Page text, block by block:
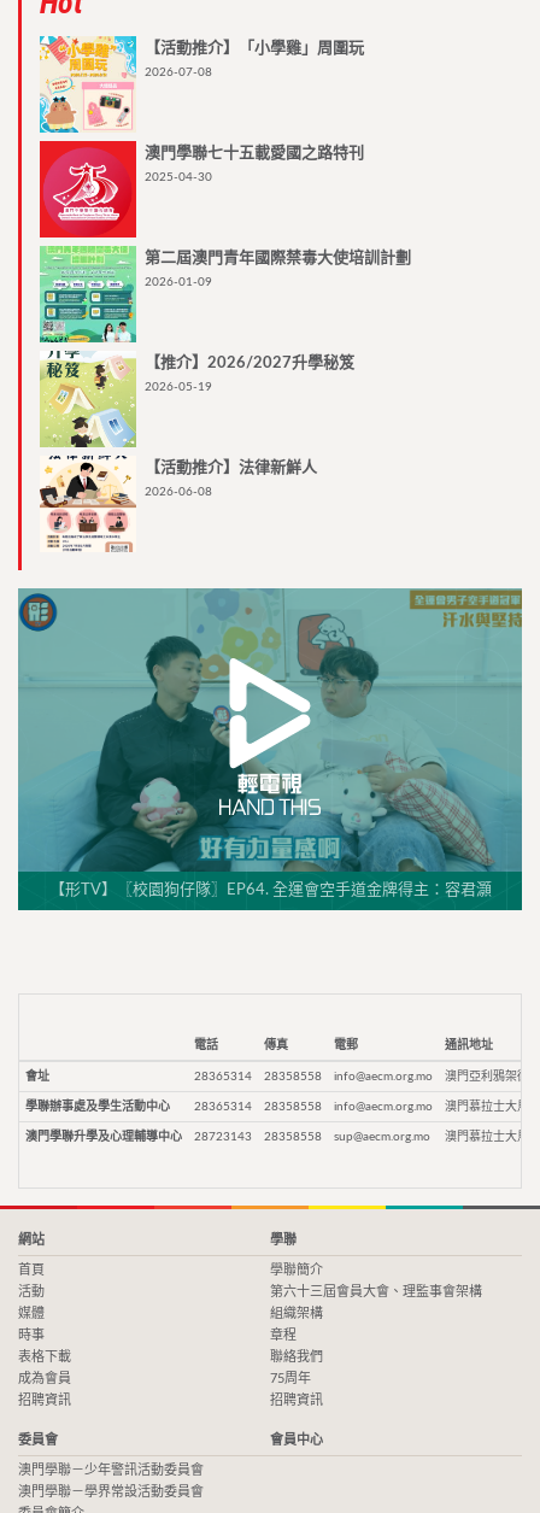
【活動推介】「小學雞」周圍玩
2026-07-08
澳門學聯七十五載愛國之路特刊
2025-04-30
第二屆澳門青年國際禁毒大使培訓計劃
2026-01-09
【推介】2026/2027升學秘笈
2026-05-19
【活動推介】法律新鮮人
2026-06-08
【形TV】〖校園狗仔隊〗EP64. 全運會空手道金牌得主：容君灝
電話 傳真 電郵 通訊地址
會址 28365314 28358558 info@aecm.org.mo 澳門亞利鴉架街9
學聯辦事處及學生活動中心 28365314 28358558 info@aecm.org.mo 澳門慕拉士大馬
澳門學聯升學及心理輔導中心 28723143 28358558 sup@aecm.org.mo 澳門慕拉士大馬
網站
首頁
活動
媒體
時事
表格下載
成為會員
招聘資訊
學聯
學聯簡介
第六十三屆會員大會、理監事會架構
組織架構
章程
聯絡我們
75周年
招聘資訊
委員會
澳門學聯－少年警訊活動委員會
澳門學聯－學界常設活動委員會
會員中心